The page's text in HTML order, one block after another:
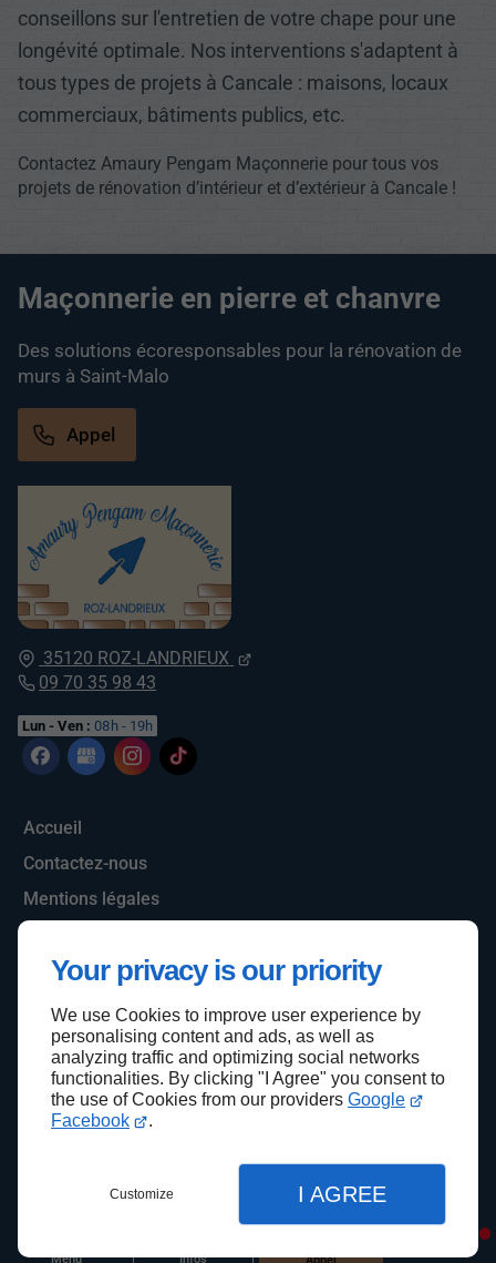
Your privacy is our priority
We use Cookies to improve user experience by
personalising content and ads, as well as
analyzing traffic and optimizing social networks
functionalities. By clicking "I Agree" you consent to
the use of Cookies from our providers Google
Facebook
.
Customize I AGREE
Menu Infos Appel
conseillons sur l'entretien de votre chape pour une
longévité optimale. Nos interventions s'adaptent à
tous types de projets à Cancale : maisons, locaux
commerciaux, bâtiments publics, etc.
Contactez Amaury Pengam Maçonnerie pour tous vos
projets de rénovation d’intérieur et d’extérieur à Cancale !
35120 ROZ-LANDRIEUX
09 70 35 98 43
Lun - Ven : 08h - 19h
Accueil
Contactez-nous
Mentions légales
Maçonnerie en pierre et chanvre
Des solutions écoresponsables pour la rénovation de
murs à Saint-Malo
Appel
Haut de page